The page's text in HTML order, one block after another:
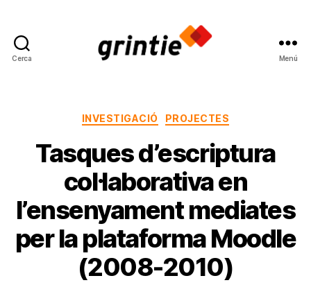
Cerca
en
Interacció
i
Influència
Educativa
Menú
Categories
INVESTIGACIÓ PROJECTES
Tasques d’escriptura
col·laborativa en
l’ensenyament mediates
per la plataforma Moodle
(2008-2010)